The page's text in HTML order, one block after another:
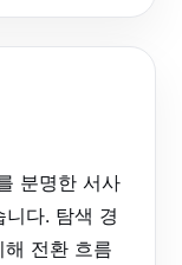
분명한 서사
다. 탐색 경
해 전환 흐름